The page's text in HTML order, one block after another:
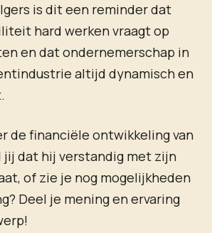
is dit een reminder dat
hard werken vraagt op
en dat ondernemerschap in
altijd dynamisch en
de financiële ontwikkeling van
jij dat hij verstandig met zijn
of zie je nog mogelijkheden
Deel je mening en ervaring